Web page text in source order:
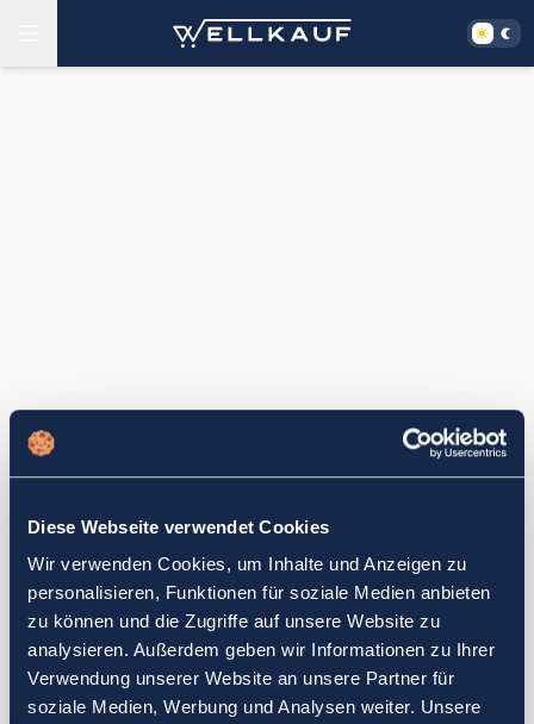
Diese Webseite verwendet Cookies
Wir verwenden Cookies, um Inhalte und Anzeigen zu
personalisieren, Funktionen für soziale Medien anbieten
zu können und die Zugriffe auf unsere Website zu
analysieren. Außerdem geben wir Informationen zu Ihrer
Verwendung unserer Website an unsere Partner für
soziale Medien, Werbung und Analysen weiter. Unsere